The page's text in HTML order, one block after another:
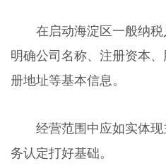
在启动海淀区一般纳
明确公司名称、注册资本
册地址等基本信息。
经营范围中应如实体
务认定打好基础。